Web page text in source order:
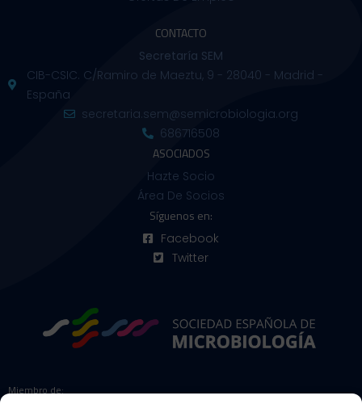
Miembro de:
CONTACTO
Secretaría SEM
CIB-CSIC. C/Ramiro de Maeztu, 9 - 28040 - Madrid -
España
secretaria.sem@semicrobiologia.org
686716508
ASOCIADOS
Hazte Socio
Área De Socios
Síguenos en:
Facebook
Twitter